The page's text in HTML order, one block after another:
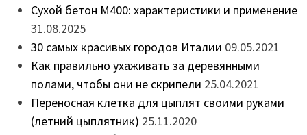
Сухой бетон М400: характеристики и применение
31.08.2025
30 самых красивых городов Италии 09.05.2021
Как правильно ухаживать за деревянными
полами, чтобы они не скрипели 25.04.2021
Переносная клетка для цыплят своими руками
(летний цыплятник) 25.11.2020